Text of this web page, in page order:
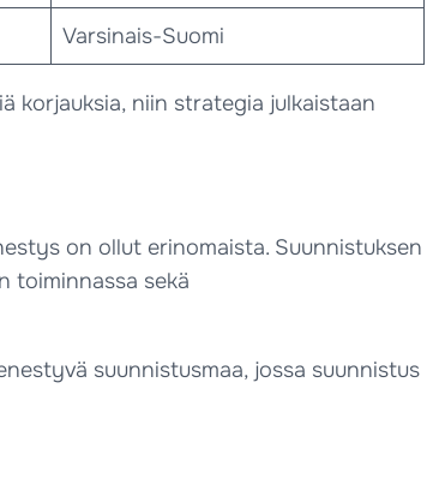
Varsinais-Suomi
korjauksia, niin strategia julkaistaan
on ollut erinomaista. Suunnistuksen
toiminnassa sekä
suunnistusmaa, jossa suunnistus